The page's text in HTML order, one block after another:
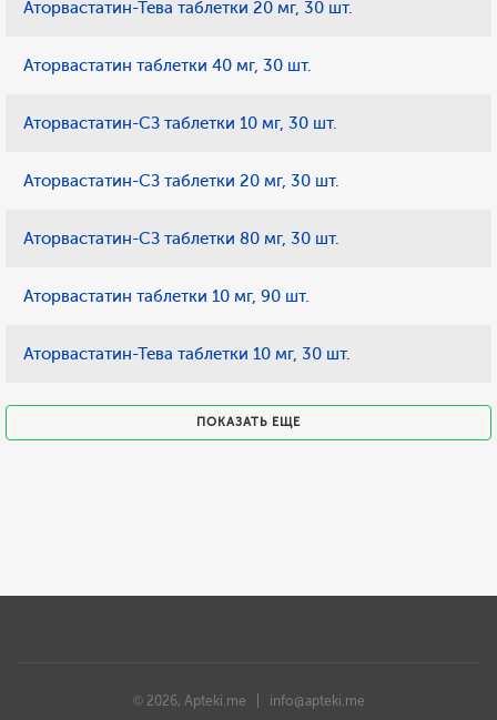
Аторвастатин-Тева таблетки 20 мг, 30 шт.
Аторвастатин таблетки 40 мг, 30 шт.
Аторвастатин-СЗ таблетки 10 мг, 30 шт.
Аторвастатин-СЗ таблетки 20 мг, 30 шт.
Аторвастатин-СЗ таблетки 80 мг, 30 шт.
Аторвастатин таблетки 10 мг, 90 шт.
Аторвастатин-Тева таблетки 10 мг, 30 шт.
ПОКАЗАТЬ ЕЩЕ
© 2026, Apteki.me | info@apteki.me